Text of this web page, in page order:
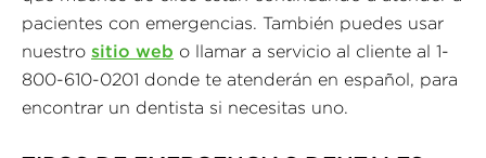
pacientes con emergencias. También puedes usar
nuestro sitio web o llamar a servicio al cliente al 1-
800-610-0201 donde te atenderán en español, para
encontrar un dentista si necesitas uno.